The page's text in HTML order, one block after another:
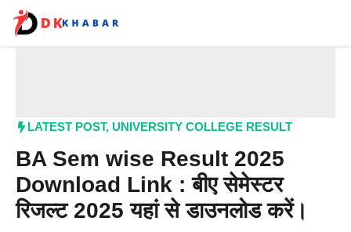
content
LATEST POST, UNIVERSITY COLLEGE RESULT
BA Sem wise Result 2025
Download Link : बीए सेमेस्टर
रिजल्ट 2025 यहां से डाउनलोड करें।